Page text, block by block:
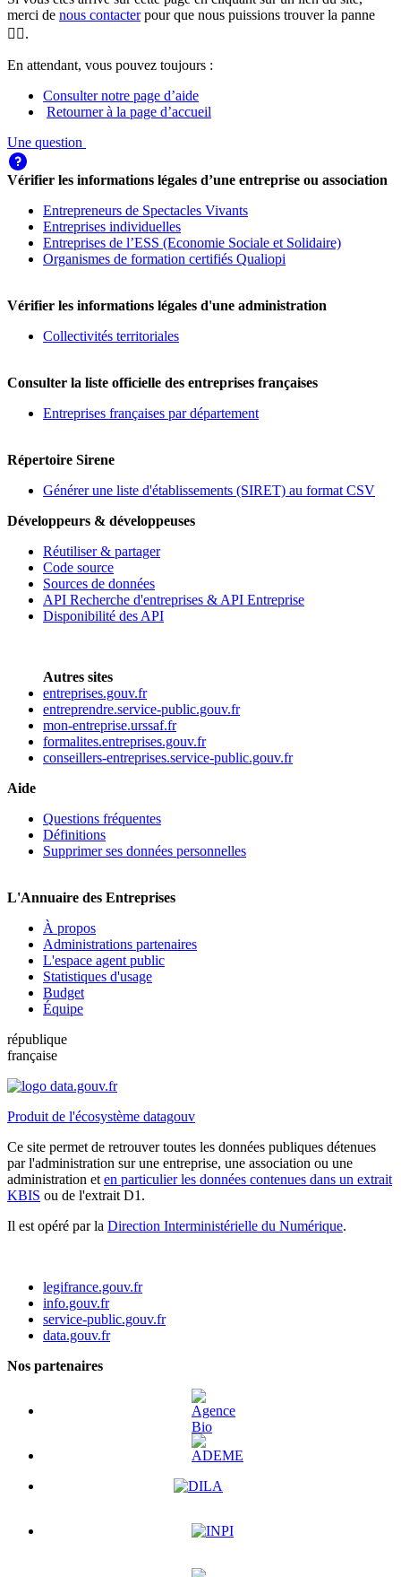
merci de nous contacterpour que nous puissions trouver la panne
🕵️‍♀️.
En attendant, vous pouvez toujours :
Consulter notre page d’aide
Retourner à la page d’accueil
Une question
Vérifier les informations légales d’une entreprise ou association
Entrepreneurs de Spectacles Vivants
Entreprises individuelles
Entreprises de l’ESS (Economie Sociale et Solidaire)
Organismes de formation certifiés Qualiopi
Vérifier les informations légales d'une administration
Collectivités territoriales
Consulter la liste officielle des entreprises françaises
Entreprises françaises par département
Répertoire Sirene
Générer une liste d'établissements (SIRET) au format CSV
Développeurs & développeuses
Réutiliser & partager
Code source
Sources de données
API Recherche d'entreprises & API Entreprise
Disponibilité des API
Autres sites
entreprises.gouv.fr
entreprendre.service-public.gouv.fr
mon-entreprise.urssaf.fr
formalites.entreprises.gouv.fr
conseillers-entreprises.service-public.gouv.fr
Aide
Questions fréquentes
Définitions
Supprimer ses données personnelles
L'Annuaire des Entreprises
À propos
Administrations partenaires
L'espace agent public
Statistiques d'usage
Budget
Équipe
république
française
Produit de l'écosystème datagouv
Ce site permet de retrouver toutes les données publiques détenues
par l'administration sur une entreprise, une association ou une
administration et en particulier les données contenues dans un extrait
KBIS ou de l'extrait D1.
Il est opéré par la Direction Interministérielle du Numérique.
legifrance.gouv.fr
info.gouv.fr
service-public.gouv.fr
data.gouv.fr
Nos partenaires